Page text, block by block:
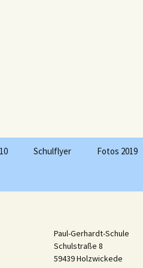
Schulflyer Fotos 2019
Paul-Gerhardt-Schule
Schulstraße 8
59439 Holzwickede